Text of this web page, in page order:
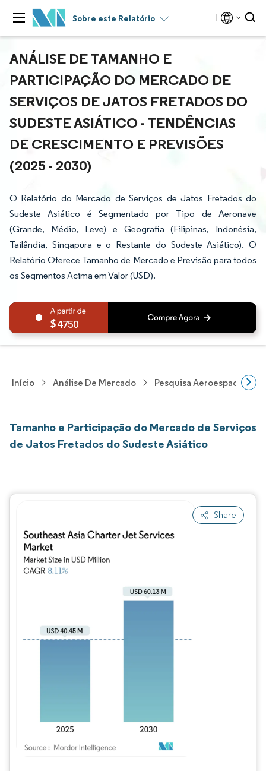
Sobre este Relatório
ANÁLISE DE TAMANHO E
PARTICIPAÇÃO DO MERCADO DE
SERVIÇOS DE JATOS FRETADOS DO
SUDESTE ASIÁTICO - TENDÊNCIAS
DE CRESCIMENTO E PREVISÕES
(2025 - 2030)
O Relatório do Mercado de Serviços de Jatos Fretados do
Sudeste Asiático é Segmentado por Tipo de Aeronave
(Grande, Médio, Leve) e Geografia (Filipinas, Indonésia,
Tailândia, Singapura e o Restante do Sudeste Asiático). O
Relatório Oferece Tamanho de Mercado e Previsão para todos
os Segmentos Acima em Valor (USD).
4750
Início Análise De Mercado Pesquisa Aeroespacial E
Tamanho e Participação do Mercado de Serviços
de Jatos Fretados do Sudeste Asiático
Share